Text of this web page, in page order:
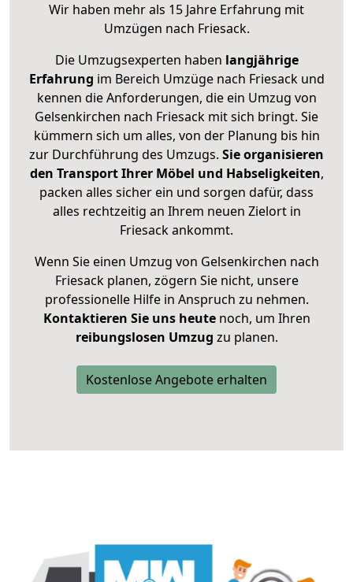
Wir haben mehr als 15 Jahre Erfahrung mit
Umzügen nach Friesack.
Die Umzugsexperten haben langjährige
Erfahrung im Bereich Umzüge nach Friesack und
kennen die Anforderungen, die ein Umzug von
Gelsenkirchen nach Friesack mit sich bringt. Sie
kümmern sich um alles, von der Planung bis hin
zur Durchführung des Umzugs. Sie organisieren
den Transport Ihrer Möbel und Habseligkeiten,
packen alles sicher ein und sorgen dafür, dass
alles rechtzeitig an Ihrem neuen Zielort in
Friesack ankommt.
Wenn Sie einen Umzug von Gelsenkirchen nach
Friesack planen, zögern Sie nicht, unsere
professionelle Hilfe in Anspruch zu nehmen.
Kontaktieren Sie uns heutenoch, um Ihren
reibungslosen Umzug zu planen.
Kostenlose Angebote erhalten